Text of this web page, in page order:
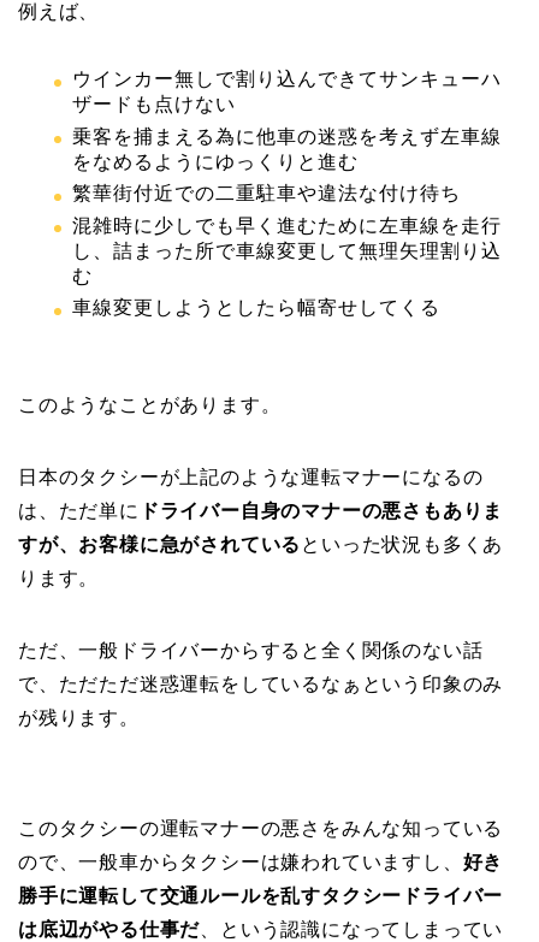
例えば、
ウインカー無しで割り込んできてサンキューハ
ザードも点けない
乗客を捕まえる為に他車の迷惑を考えず左車線
をなめるようにゆっくりと進む
繁華街付近での二重駐車や違法な付け待ち
混雑時に少しでも早く進むために左車線を走行
し、詰まった所で車線変更して無理矢理割り込
む
車線変更しようとしたら幅寄せしてくる
このようなことがあります。
日本のタクシーが上記のような運転マナーになるの
は、ただ単に ドライバー自身のマナーの悪さもありま
すが、お客様に急がされている といった状況も多くあ
ります。
ただ、一般ドライバーからすると全く関係のない話
で、ただただ迷惑運転をしているなぁという印象のみ
が残ります。
このタクシーの運転マナーの悪さをみんな知っている
ので、一般車からタクシーは嫌われていますし、 好き
勝手に運転して交通ルールを乱すタクシードライバー
は底辺がやる仕事だ、という認識になってしまってい